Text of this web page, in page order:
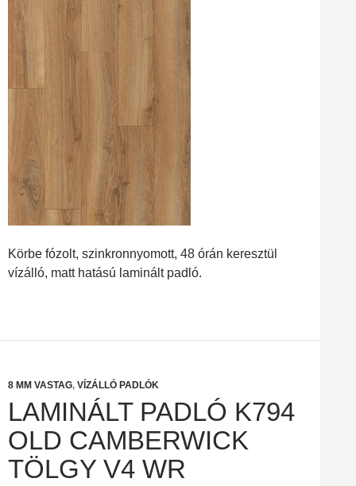
Körbe fózolt, szinkronnyomott, 48 órán keresztül
vízálló, matt hatású laminált padló.
8 MM VASTAG, VÍZÁLLÓ PADLÓK
LAMINÁLT PADLÓ K794
OLD CAMBERWICK
TÖLGY V4 WR